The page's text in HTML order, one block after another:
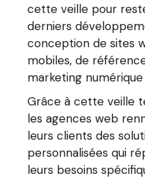
cette veille pour
derniers
conception de sites
mobiles, de
marketing
Grâce à cette veille
les agences web
leurs clients des
personnalisées qui
leurs besoins